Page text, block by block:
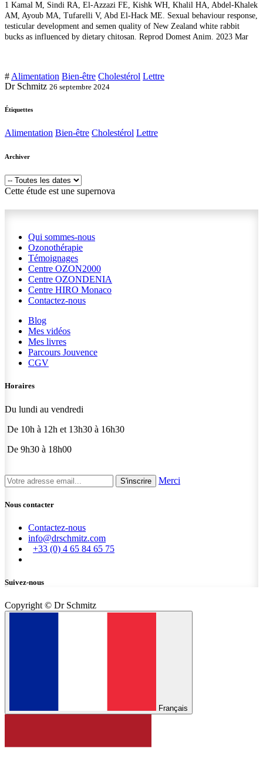
1 Kamal M, Sindi RA, El-Azzazi FE, Kishk WH, Khalil HA, Abdel-Khalek
AM, Ayoub MA, Tufarelli V, Abd El-Hack ME. Sexual behaviour response,
testicular development and semen quality of New Zealand white rabbit
bucks as influenced by dietary chitosan. Reprod Domest Anim. 2023 Mar
# Alimentation Bien-être Cholestérol Lettre
Dr Schmitz 26 septembre 2024
Étiquettes
Alimentation Bien-être Cholestérol Lettre
Archiver
Cette étude est une supernova
Qui sommes-nous
Ozonothérapie
Témoignages
Centre OZON2000
Centre OZONDENIA
Centre HIRO Monaco
Contactez-nous
Blog
Mes vidéos
Mes livres
Parcours Jouvence
CGV
Horaires
Du lundi au vendredi
De 10h à 12h et 13h30 à 16h30
De 9h30 à 18h00
S'inscrire Merci
Nous contacter
Contactez-nous
info@drschmitz.com
+33 (0) 4 65 84 65 75
Suivez-nous
Copyright © Dr Schmitz
Français